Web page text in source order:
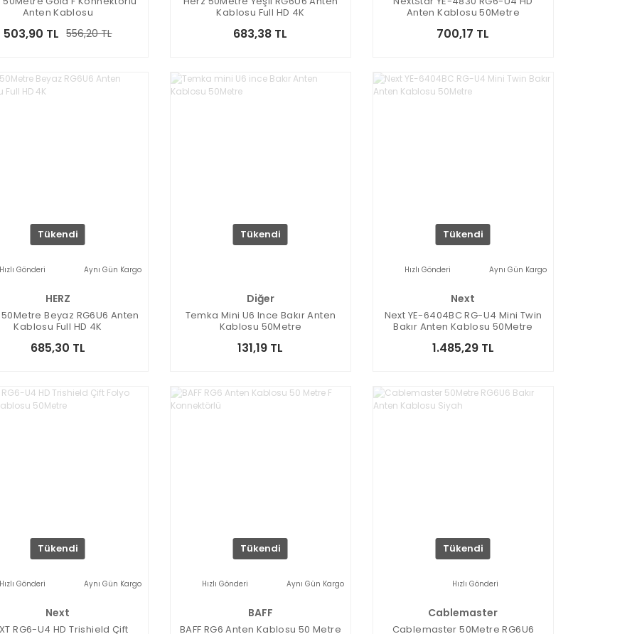
Anten Kablosu
503,90 TL 556,20 TL
Kablosu Full HD 4K
683,38 TL
Anten Kablosu 50Metre
700,17 TL
Tükendi
Hızlı Gönderi Aynı Gün Kargo
HERZ
Beyaz RG6U6 Anten
Kablosu Full HD 4K
685,30 TL
Tükendi
Diğer
Temka Mini U6 Ince Bakır Anten
Kablosu 50Metre
131,19 TL
Tükendi
Hızlı Gönderi Aynı Gün Kargo
Next
Next YE-6404BC RG-U4 Mini Twin
Bakır Anten Kablosu 50Metre
1.485,29 TL
Tükendi
Hızlı Gönderi Aynı Gün Kargo
Next
RG6-U4 HD Trishield Çift
Tükendi
Hızlı Gönderi Aynı Gün Kargo
BAFF
BAFF RG6 Anten Kablosu 50 Metre
Tükendi
Hızlı Gönderi
Cablemaster
Cablemaster 50Metre RG6U6